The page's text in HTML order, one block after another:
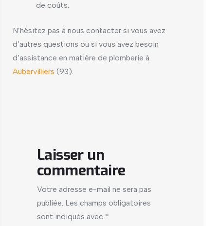
de coûts.
N’hésitez pas à nous contacter si vous avez
d’autres questions ou si vous avez besoin
d’assistance en matière de plomberie à
Aubervilliers (93).
Laisser un
commentaire
Votre adresse e-mail ne sera pas
publiée. Les champs obligatoires
sont indiqués avec *